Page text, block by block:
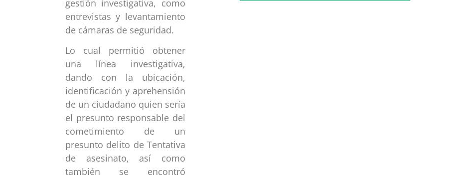
gestión investigativa, como
entrevistas y levantamiento
de cámaras de seguridad.
Lo cual permitió obtener
una línea investigativa,
dando con la ubicación,
identificación y aprehensión
de un ciudadano quien sería
el presunto responsable del
cometimiento de un
presunto delito de Tentativa
de asesinato, así como
también se encontró